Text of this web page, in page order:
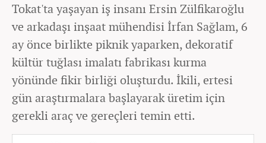
Tokat'ta yaşayan iş insanı Ersin Zülfikaroğlu
ve arkadaşı inşaat mühendisi İrfan Sağlam, 6
ay önce birlikte piknik yaparken, dekoratif
kültür tuğlası imalatı fabrikası kurma
yönünde fikir birliği oluşturdu. İkili, ertesi
gün araştırmalara başlayarak üretim için
gerekli araç ve gereçleri temin etti.